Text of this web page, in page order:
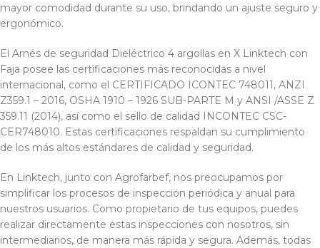
mayor comodidad durante su uso, brindando un ajuste seguro y
ergonómico.
El Arnés de seguridad Dieléctrico 4 argollas en X Linktech con
Faja posee las certificaciones más reconocidas a nivel
internacional, como el CERTIFICADO ICONTEC 748011, ANZI
Z359.1 – 2016, OSHA 1910 – 1926 SUB-PARTE M y ANSI /ASSE Z
359.11 (2014), así como el sello de calidad INCONTEC CSC-
CER748010. Estas certificaciones respaldan su cumplimiento
de los más altos estándares de calidad y seguridad.
En Linktech, junto con Agrofarbef, nos preocupamos por
simplificar los procesos de inspección periódica y anual para
nuestros usuarios. Como propietario de tus equipos, puedes
realizar directamente estas inspecciones con nosotros, sin
intermediarios, de manera más rápida y segura. Además, todas